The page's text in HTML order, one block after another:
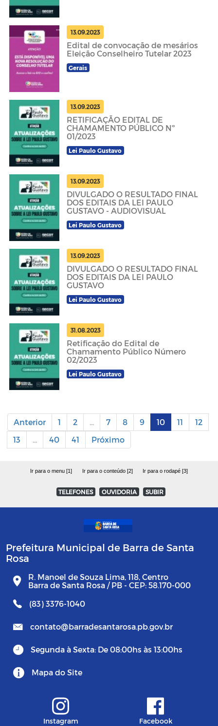
13.09.2023
Edital de convocação de mesários
Eleição Conselheiro Tutelar 2023
Gerais
13.09.2023
RETIFICAÇÃO EDITAL DE
CHAMAMENTO PÚBLICO Nº
01/2023
Lei Paulo Gustavo
13.09.2023
DIVULGADO O RESULTADO FINAL
DOS EDITAIS DA LEI PAULO
GUSTAVO - AUDIOVISUAL
Lei Paulo Gustavo
13.09.2023
DIVULGADO O RESULTADO FINAL
DOS EDITAIS DA LEI PAULO
GUSTAVO
Lei Paulo Gustavo
31.08.2023
Retificação do Edital de
Chamamento Público Número
02/2023
Lei Paulo Gustavo
Anterior 1 2 ... 7 8 9 10 11
12
13
... 40 41 Próximo
Ir para o menu [1] Ir para o conteúdo [2] Ir para o rodapé [3]
TELEFONES OUVIDORIA SUBIR
Prefeitura Municipal de Barra de Santa
Rosa
R. Manoel de Souza Lima, 118, Centro
Barra de Santa Rosa / PB - CEP: 58.170-000
(83) 3376-1040
contato@barradesantarosa.pb.gov.br
Segunda à Sexta: De 08:00hs às 13:00hs
Mapa do Site
Instagram Facebook